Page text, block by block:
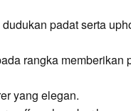
padat serta
rangka memberikan
yang elegan.